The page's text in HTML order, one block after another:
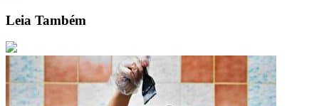
Leia Também